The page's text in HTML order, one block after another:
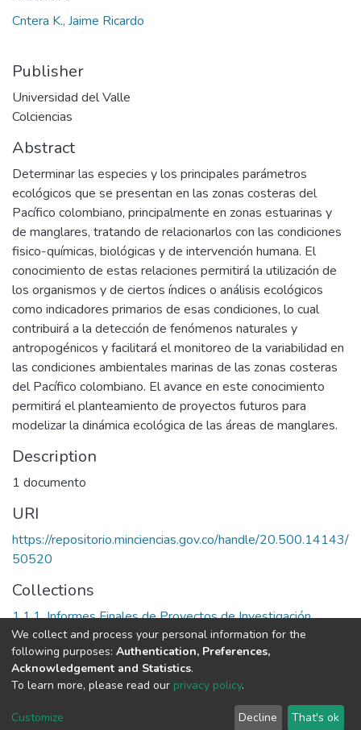
Cntera K., Jaime Ricardo
Publisher
Universidad del Valle
Colciencias
Abstract
Determinar las especies y los principales parámetros
ecológicos que se presentan en las zonas costeras del
Pacífico colombiano, principalmente en zonas estuarinas y
de manglares, tratando de relacionarlos con las condiciones
fisico-químicas, biológicas y de intervención humana. El
conocimiento de estas relaciones permitirá la utilización de
los organismos y de ciertos índices o análisis ecológicos
como indicadores primarios de esas condiciones, lo cual
contribuirá a la detección de fenómenos naturales y
antropogénicos y facilitará el monitoreo de la variabilidad en
las condiciones ambientales marinas de las zonas costeras
del Pacífico colombiano. El avance en este conocimiento
permitirá el planteamiento de proyectos futuros para
modelizar la dinámica ecológica de las áreas de manglares.
Description
1 documento
URI
https://repositorio.minciencias.gov.co/handle/20.500.14143/
50520
Collections
1.1.1. Informes Finales de Proyectos de Investigación
Full item page
DSpace software copyright © 2002-2026
Cookie
End User
Send
We collect and process your personal information for the
following purposes: Authentication, Preferences,
Acknowledgement and Statistics.
To learn more, please read our privacy policy.
Customize Decline That's ok